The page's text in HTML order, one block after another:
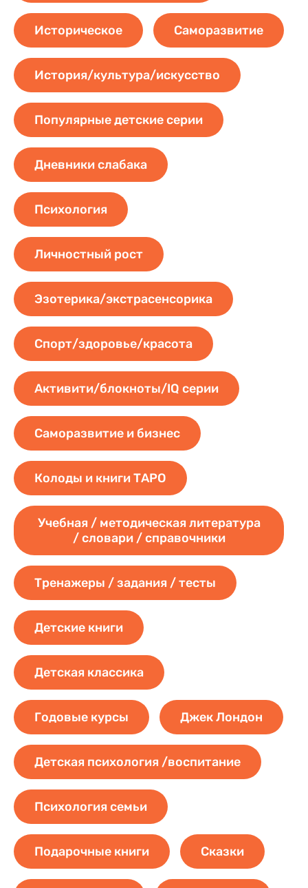
Историческое Саморазвитие
История/культура/искусство
Популярные детские серии
Дневники слабака
Психология
Личностный рост
Эзотерика/экстрасенсорика
Спорт/здоровье/красота
Активити/блокноты/IQ серии
Саморазвитие и бизнес
Колоды и книги ТАРО
Учебная / методическая литература
/ словари / справочники
Тренажеры / задания / тесты
Детские книги
Детская классика
Годовые курсы Джек Лондон
Детская психология /воспитание
Психология семьи
Подарочные книги Сказки